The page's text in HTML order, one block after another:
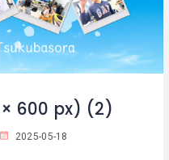
× 600 px) (2)
2025-05-18